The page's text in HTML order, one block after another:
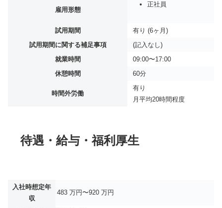
雇用形態
正社員
試用期間
有り (6ヶ月)
試用期間に関する補足事項
(記入なし)
就業時間
09:00〜17:00
休憩時間
60分
時間外労働
有り
月平均20時間程度
待遇・給与・福利厚生
入社時想定年
収
483 万円〜920 万円